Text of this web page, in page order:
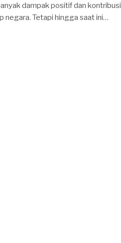
dampak positif dan kontribusi
negara. Tetapi hingga saat ini…